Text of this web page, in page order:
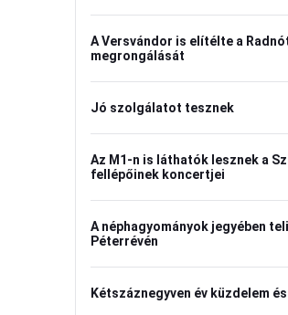
A Versvándor is elítélte a
megrongálását
Jó szolgálatot tesznek
Az M1-n is láthatók lesznek a
fellépőinek koncertjei
A néphagyományok jegyében
Péterrévén
Kétszáznegyven év küzdelem